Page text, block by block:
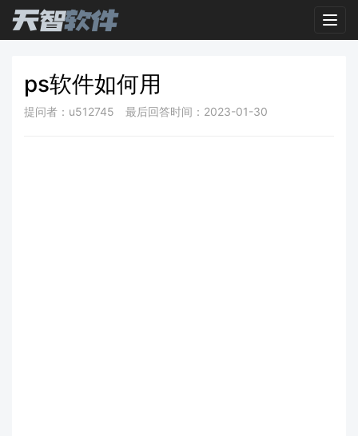
ps软件如何用
提问者：u512745 最后回答时间：2023-01-30